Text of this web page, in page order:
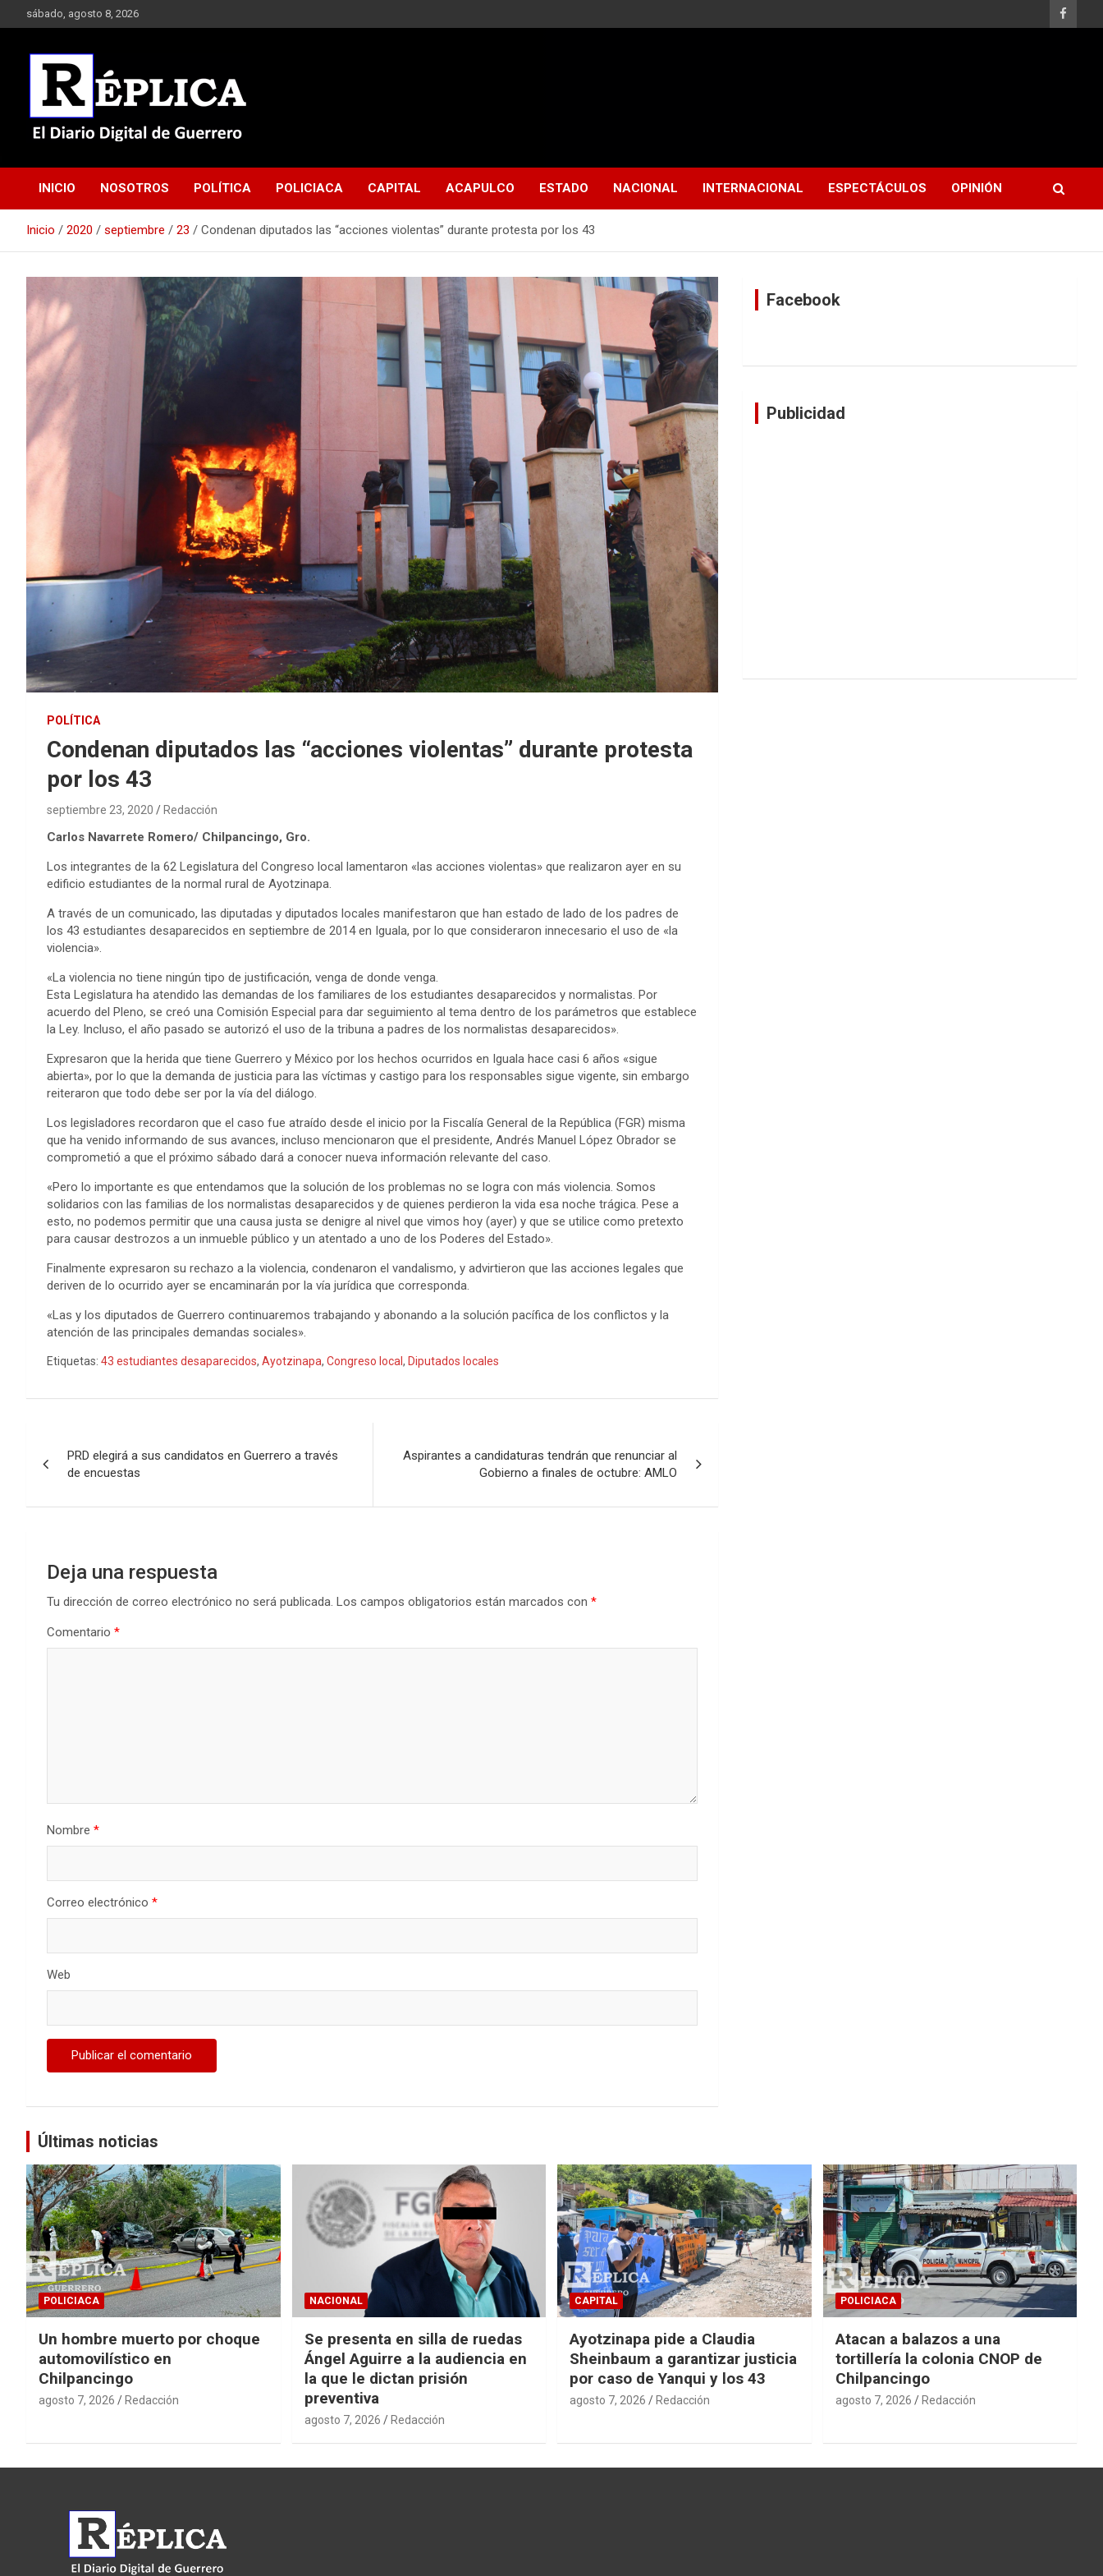
al
sábado, agosto 8, 2026
Réplica
INICIO NOSOTROS POLÍTICA POLICIACA CAPITAL ACAPULCO ESTADO NACIONAL INTERNACIONAL ESPECTÁCULOS OPINIÓN
Inicio 2020 septiembre 23 Condenan diputados las “acciones violentas” durante protesta por los 43
POLÍTICA
Condenan diputados las “acciones violentas” durante protesta
por los 43
septiembre 23, 2020 Redacción
Carlos Navarrete Romero/ Chilpancingo, Gro.
Los integrantes de la 62 Legislatura del Congreso local lamentaron «las acciones violentas» que realizaron ayer en su
edificio estudiantes de la normal rural de Ayotzinapa.
A través de un comunicado, las diputadas y diputados locales manifestaron que han estado de lado de los padres de
los 43 estudiantes desaparecidos en septiembre de 2014 en Iguala, por lo que consideraron innecesario el uso de «la
violencia».
«La violencia no tiene ningún tipo de justificación, venga de donde venga.
Esta Legislatura ha atendido las demandas de los familiares de los estudiantes desaparecidos y normalistas. Por
acuerdo del Pleno, se creó una Comisión Especial para dar seguimiento al tema dentro de los parámetros que establece
la Ley. Incluso, el año pasado se autorizó el uso de la tribuna a padres de los normalistas desaparecidos».
Expresaron que la herida que tiene Guerrero y México por los hechos ocurridos en Iguala hace casi 6 años «sigue
abierta», por lo que la demanda de justicia para las víctimas y castigo para los responsables sigue vigente, sin embargo
reiteraron que todo debe ser por la vía del diálogo.
Los legisladores recordaron que el caso fue atraído desde el inicio por la Fiscalía General de la República (FGR) misma
que ha venido informando de sus avances, incluso mencionaron que el presidente, Andrés Manuel López Obrador se
comprometió a que el próximo sábado dará a conocer nueva información relevante del caso.
«Pero lo importante es que entendamos que la solución de los problemas no se logra con más violencia. Somos
solidarios con las familias de los normalistas desaparecidos y de quienes perdieron la vida esa noche trágica. Pese a
esto, no podemos permitir que una causa justa se denigre al nivel que vimos hoy (ayer) y que se utilice como pretexto
para causar destrozos a un inmueble público y un atentado a uno de los Poderes del Estado».
Finalmente expresaron su rechazo a la violencia, condenaron el vandalismo, y advirtieron que las acciones legales que
deriven de lo ocurrido ayer se encaminarán por la vía jurídica que corresponda.
«Las y los diputados de Guerrero continuaremos trabajando y abonando a la solución pacífica de los conflictos y la
atención de las principales demandas sociales».
Etiquetas: 43 estudiantes desaparecidos, Ayotzinapa, Congreso local , Diputados locales
de
entradas
PRD elegirá a sus candidatos en Guerrero a través
de encuestas
Aspirantes a candidaturas tendrán que renunciar al
Gobierno a finales de octubre: AMLO
Deja una respuesta
Tu dirección de correo electrónico no será publicada. Los campos obligatorios están marcados con *
Comentario *
Nombre *
Correo electrónico *
Web
Facebook
Publicidad
Últimas noticias
POLICIACA
Un hombre muerto por choque
automovilístico en
Chilpancingo
agosto 7, 2026 Redacción
NACIONAL
Se presenta en silla de ruedas
Ángel Aguirre a la audiencia en
la que le dictan prisión
preventiva
agosto 7, 2026 Redacción
CAPITAL
Ayotzinapa pide a Claudia
Sheinbaum a garantizar justicia
por caso de Yanqui y los 43
agosto 7, 2026 Redacción
POLICIACA
Atacan a balazos a una
tortillería la colonia CNOP de
Chilpancingo
agosto 7, 2026 Redacción